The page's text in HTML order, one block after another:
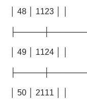
│ 48 │ 1123 │ │
│ 49 │ 1124 │ │
│ 50 │ 2111 │ │